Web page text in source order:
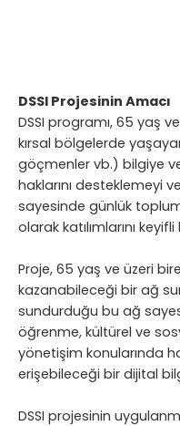
DSSI Projesinin Amacı
DSSI programı, 65 yaş
kırsal bölgelerde
göçmenler vb.) bilgiye
haklarını desteklemeyi
sayesinde günlük
olarak katılımlarını
Proje, 65 yaş ve üzeri
kazanabileceği bir ağ
sundurduğu bu ağ
öğrenme, kültürel ve
yönetişim konularında
erişebileceği bir dijital
DSSI projesinin